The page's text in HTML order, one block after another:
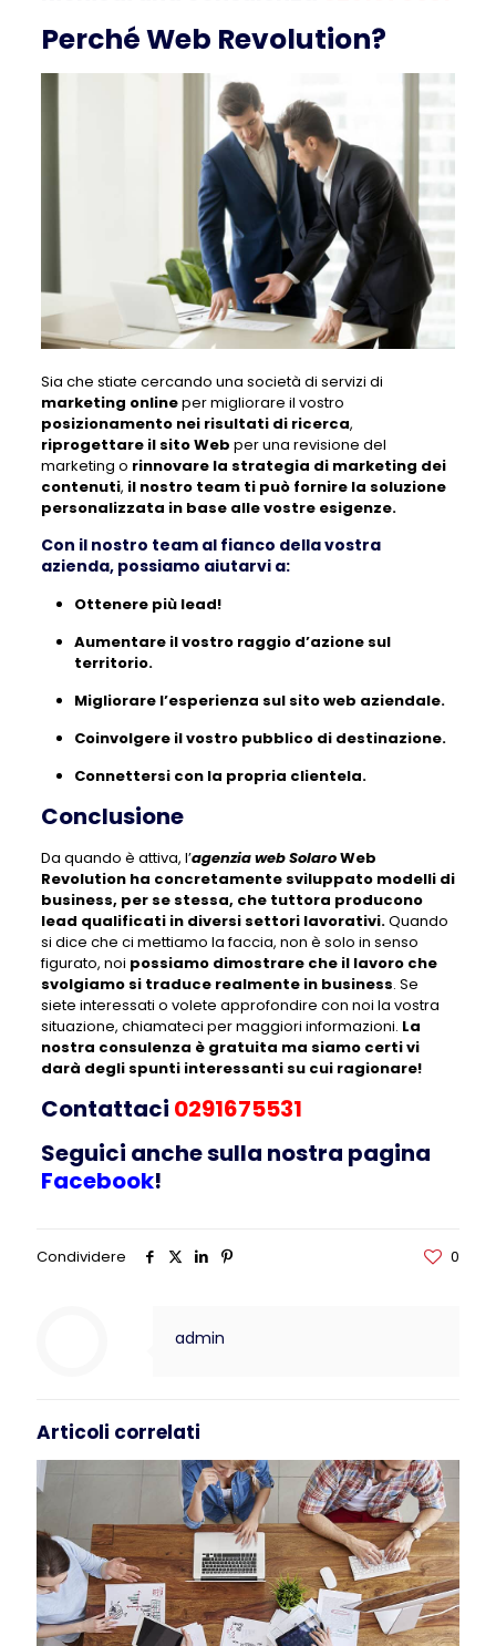
PerchéWeb Revolution?
Sia che stiate cercando una società di servizi di
marketing onlineper migliorare il vostro
posizionamento nei risultati di ricerca,
riprogettare il sito Web per una revisione del
marketing o rinnovare la strategia di marketing dei
contenuti, il nostro team ti può fornire la soluzione
personalizzata in base alle vostre esigenze.
Con il nostro team al fianco della vostra
azienda, possiamo aiutarvi a:
Ottenere più lead!
Aumentare il vostro raggio d’azione sul
territorio.
Migliorare l’esperienza sul sito web aziendale.
Coinvolgere il vostro pubblico di destinazione.
Connettersi con la propria clientela.
Conclusione
Da quando è attiva, l’agenzia web SolaroWeb
Revolution ha concretamente sviluppato modelli di
business, per se stessa, che tuttora producono
lead qualificati in diversi settori lavorativi.Quando
si dice che ci mettiamo la faccia, non è solo in senso
figurato, noi possiamo dimostrare che il lavoro che
svolgiamo si traduce realmente in business. Se
siete interessati o volete approfondire con noi la vostra
situazione, chiamateci per maggiori informazioni. La
nostra consulenza è gratuita ma siamo certi vi
darà degli spunti interessanti su cui ragionare!
Contattaci 0291675531
Seguici anche sulla nostra pagina
Facebook!
Condividere 0
admin
Articoli correlati